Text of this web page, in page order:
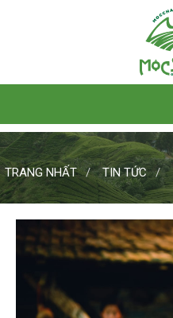
TRANG NHẤT TIN TỨC